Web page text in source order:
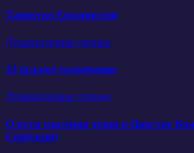
Таинство Евхаристии
Душеполезное чтение
33 псалом толкование
Душеполезное чтение
О пути спасения души и Царстве
Сербский)